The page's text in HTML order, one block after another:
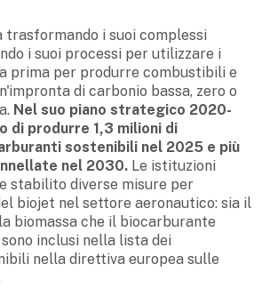
trasformando i suoi complessi
i suoi processi per utilizzare i
prima per produrre combustibili e
di carbonio bassa, zero o
Nel suo piano strategico 2020-
di produrre 1,3 milioni di
sostenibili nel 2025 e più
nel 2030. Le istituzioni
stabilito diverse misure per
biojet nel settore aeronautico: sia il
biomassa che il biocarburante
inclusi nella lista dei
nella direttiva europea sulle